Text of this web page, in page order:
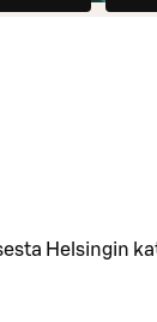
Helsingin